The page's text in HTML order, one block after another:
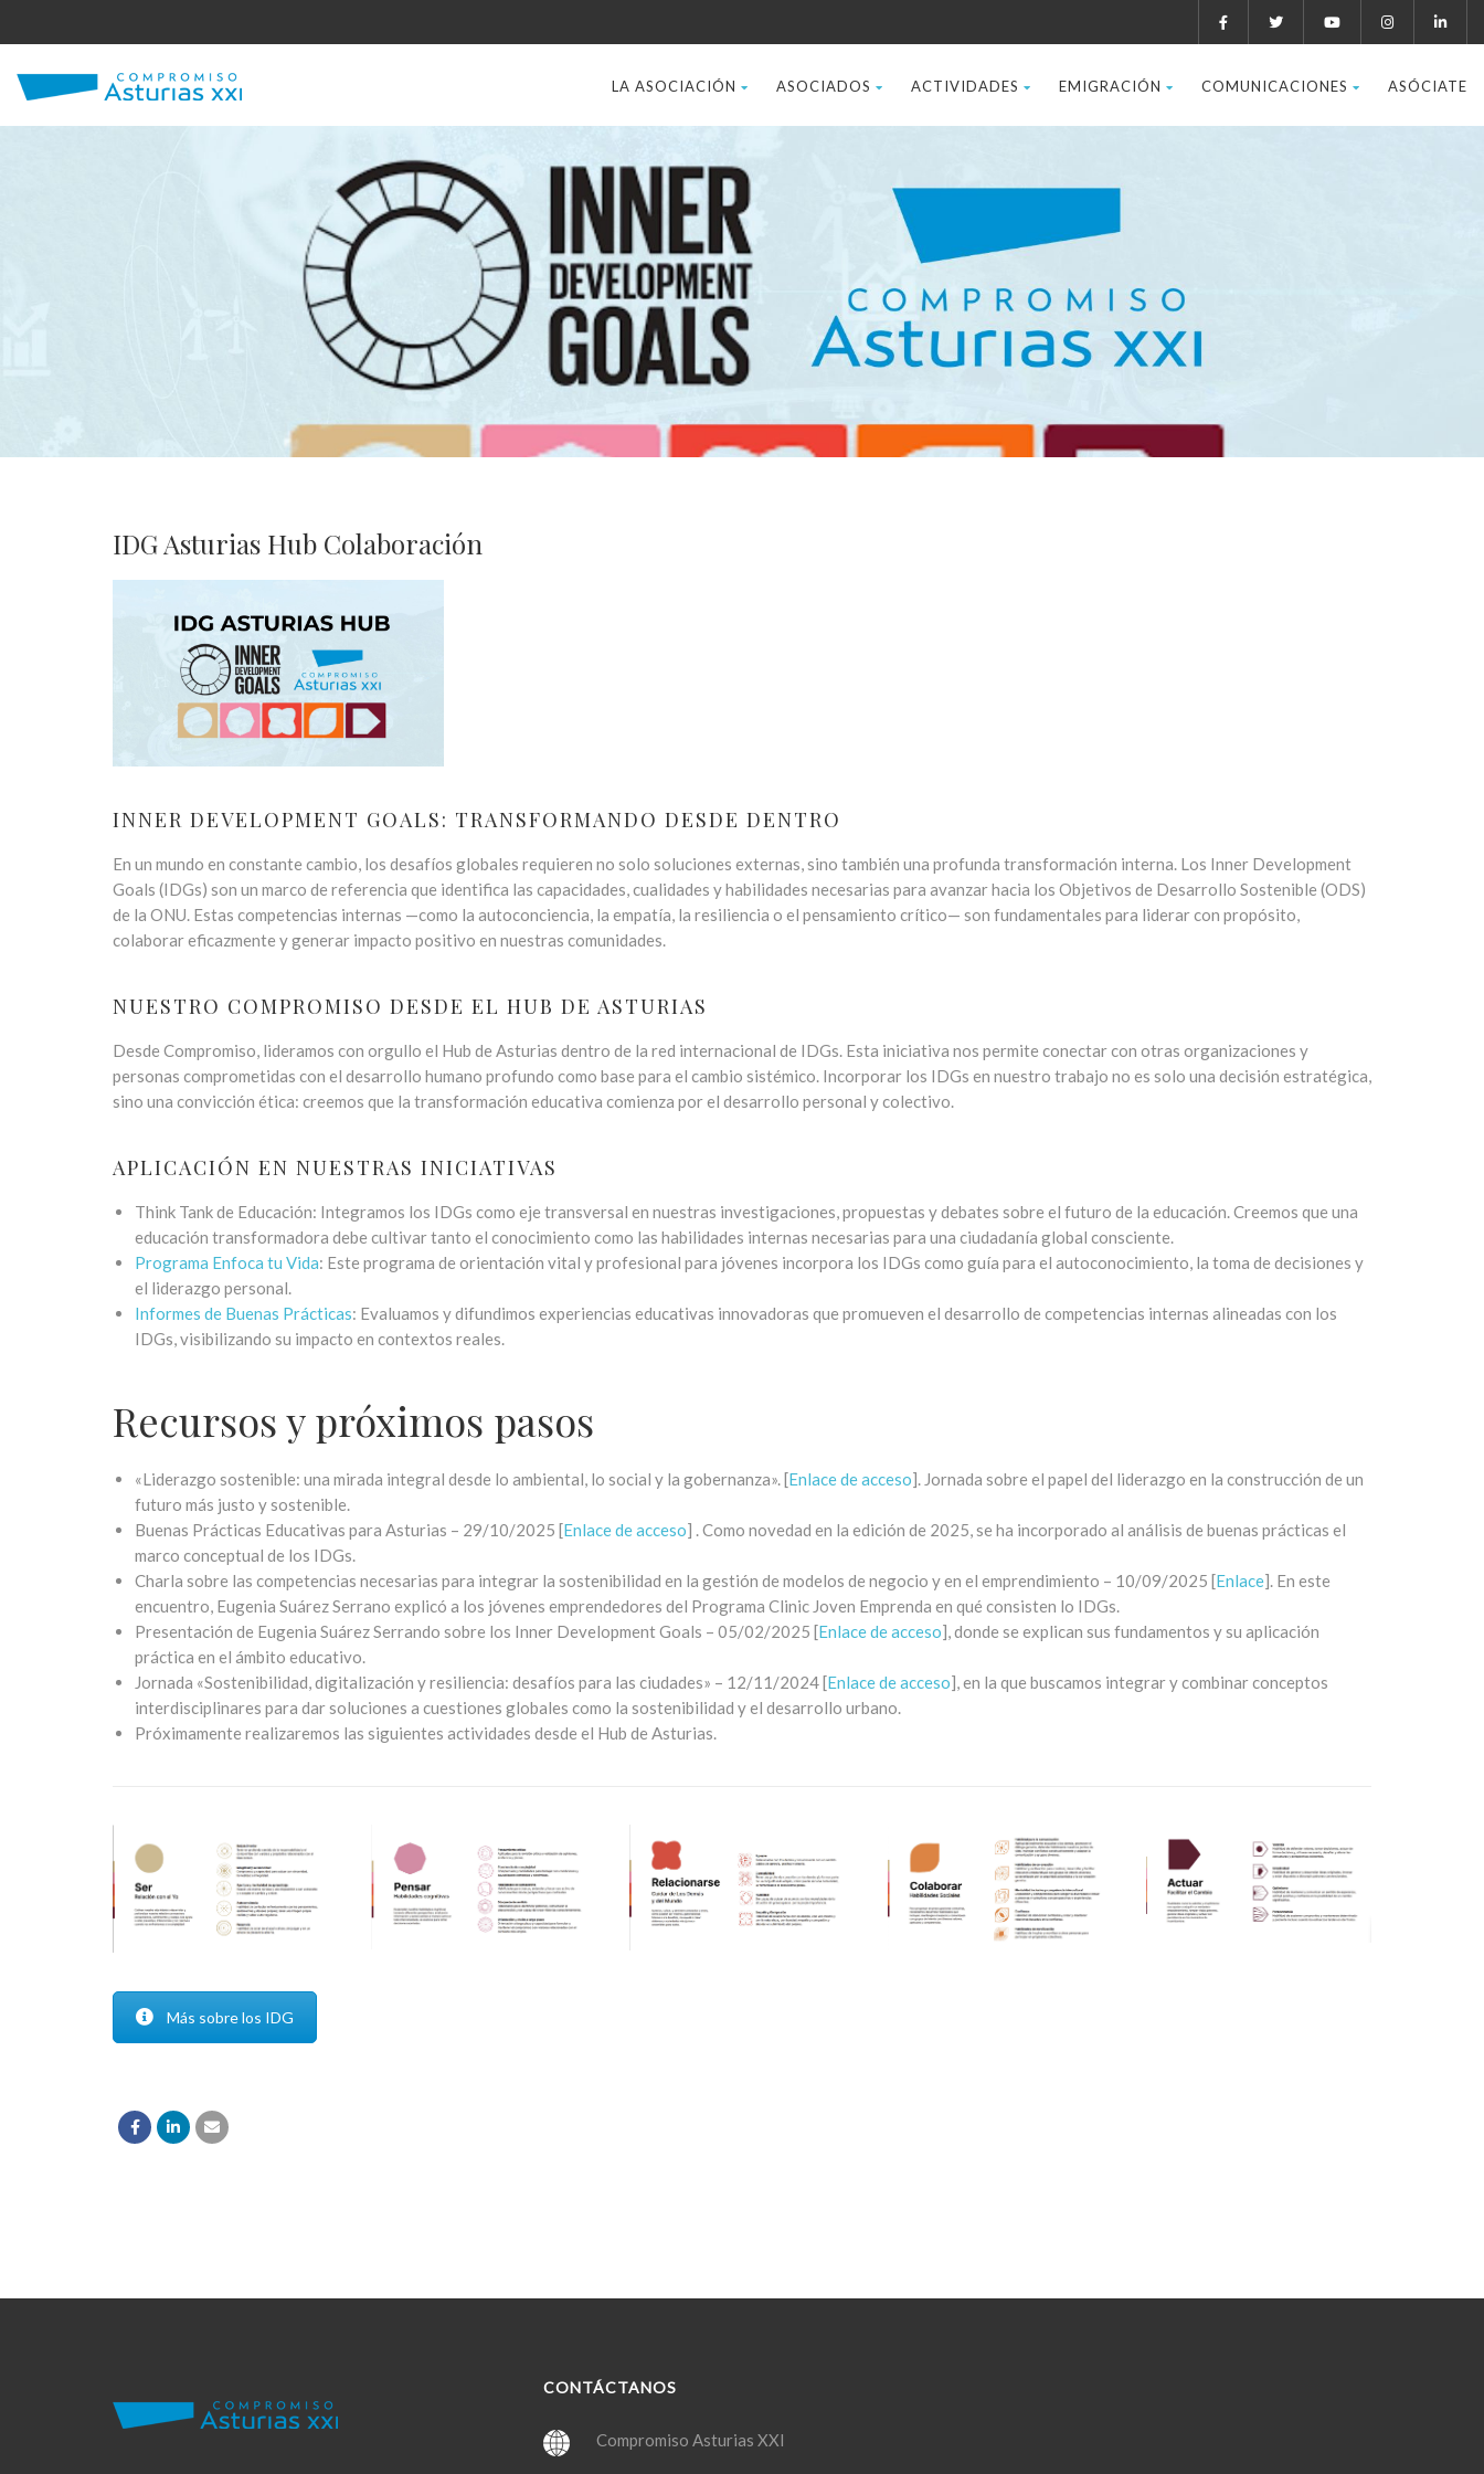
LA ASOCIACIÓN ASOCIADOS ACTIVIDADES EMIGRACIÓN COMUNICACIONES ASÓCIATE
IDG Asturias Hub Colaboración
INNER DEVELOPMENT GOALS: TRANSFORMANDO DESDE DENTRO
En un mundo en constante cambio, los desafíos globales requieren no solo soluciones externas, sino también una profunda transformación interna. Los Inner Development
Goals (IDGs) son un marco de referencia que identifica las capacidades, cualidades y habilidades necesarias para avanzar hacia los Objetivos de Desarrollo Sostenible (ODS)
de la ONU. Estas competencias internas —como la autoconciencia, la empatía, la resiliencia o el pensamiento crítico— son fundamentales para liderar con propósito,
colaborar eficazmente y generar impacto positivo en nuestras comunidades.
NUESTRO COMPROMISO DESDE EL HUB DE ASTURIAS
Desde Compromiso, lideramos con orgullo el Hub de Asturias dentro de la red internacional de IDGs. Esta iniciativa nos permite conectar con otras organizaciones y
personas comprometidas con el desarrollo humano profundo como base para el cambio sistémico. Incorporar los IDGs en nuestro trabajo no es solo una decisión estratégica,
sino una convicción ética: creemos que la transformación educativa comienza por el desarrollo personal y colectivo.
APLICACIÓN EN NUESTRAS INICIATIVAS
Think Tank de Educación: Integramos los IDGs como eje transversal en nuestras investigaciones, propuestas y debates sobre el futuro de la educación. Creemos que una
educación transformadora debe cultivar tanto el conocimiento como las habilidades internas necesarias para una ciudadanía global consciente.
Programa Enfoca tu Vida: Este programa de orientación vital y profesional para jóvenes incorpora los IDGs como guía para el autoconocimiento, la toma de decisiones y
el liderazgo personal.
Informes de Buenas Prácticas: Evaluamos y difundimos experiencias educativas innovadoras que promueven el desarrollo de competencias internas alineadas con los
IDGs, visibilizando su impacto en contextos reales.
Recursos y próximos pasos
«Liderazgo sostenible: una mirada integral desde lo ambiental, lo social y la gobernanza». [Enlace de acceso]. Jornada sobre el papel del liderazgo en la construcción de un
futuro más justo y sostenible.
Buenas Prácticas Educativas para Asturias – 29/10/2025 [Enlace de acceso] . Como novedad en la edición de 2025, se ha incorporado al análisis de buenas prácticas el
marco conceptual de los IDGs.
Charla sobre las competencias necesarias para integrar la sostenibilidad en la gestión de modelos de negocio y en el emprendimiento – 10/09/2025 [Enlace]. En este
encuentro, Eugenia Suárez Serrano explicó a los jóvenes emprendedores del Programa Clinic Joven Emprenda en qué consisten lo IDGs.
Presentación de Eugenia Suárez Serrando sobre los Inner Development Goals – 05/02/2025 [Enlace de acceso], donde se explican sus fundamentos y su aplicación
práctica en el ámbito educativo.
Jornada «Sostenibilidad, digitalización y resiliencia: desafíos para las ciudades» – 12/11/2024 [Enlace de acceso], en la que buscamos integrar y combinar conceptos
interdisciplinares para dar soluciones a cuestiones globales como la sostenibilidad y el desarrollo urbano.
Próximamente realizaremos las siguientes actividades desde el Hub de Asturias.
Más sobre los IDG
CONTÁCTANOS
Compromiso Asturias XXI